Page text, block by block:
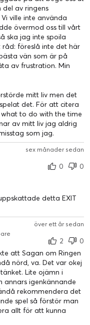
av ringens
ville inte använda
övermod oss till vårt
ska jag inte spoila
föreslå inte det här
vän som är på
av frustration. Min
mitt liv men det
det. För att citera
what to do with the time
av mitt liv jag aldrig
som jag.
sex månader sedan
0
0
detta EXIT
över ett år sedan
2
0
att Sagan om Ringen
nörd, va. Det var okej
Lite ojämn i
annars igenkännande
rekommendera det
spel så förstör man
allt för att kunna